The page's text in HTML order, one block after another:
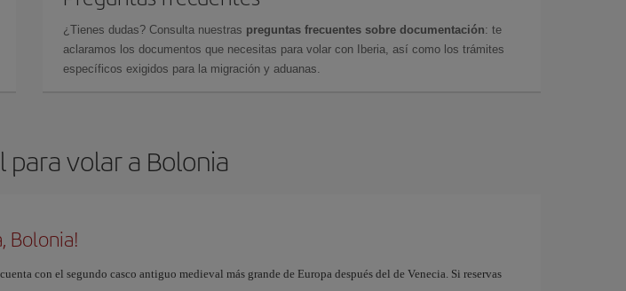
¿Tienes dudas? Consulta nuestras preguntas frecuentes sobre documentación: te
aclaramos los documentos que necesitas para volar con Iberia, así como los trámites
específicos exigidos para la migración y aduanas.
volar a Bolonia
Bolonia!
con el segundo casco antiguo medieval más grande de Europa después del de Venecia. Si reservas